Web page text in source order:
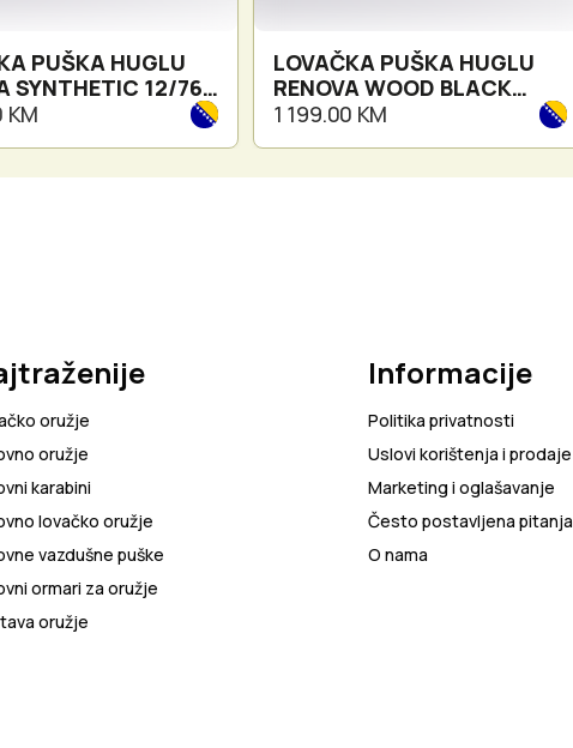
PUŠKA HUGLU
SYNTHETIC 12/76
KM
LOVAČKA PUŠKA HUGLU
RENOVA WOOD BLACK
12/76 71CM
1 199.00 KM
oružje
oružje
karabini
lovačko oružje
vazdušne puške
ormari za oružje
oružje
Informacije
Politika privatnosti
Uslovi korištenja i prodaje
Marketing i oglašavanje
Često postavljena pitanja
O nama